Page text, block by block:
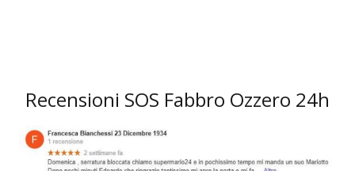
Recensioni SOS Fabbro Ozzero 24h